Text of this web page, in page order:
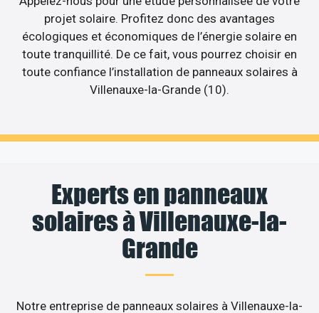
projet solaire. Profitez donc des avantages
écologiques et économiques de l’énergie solaire en
toute tranquillité. De ce fait, vous pourrez choisir en
toute confiance l’installation de panneaux solaires à
Villenauxe-la-Grande (10).
Experts en panneaux
solaires à Villenauxe-la-
Grande
Notre entreprise de panneaux solaires à Villenauxe-la-